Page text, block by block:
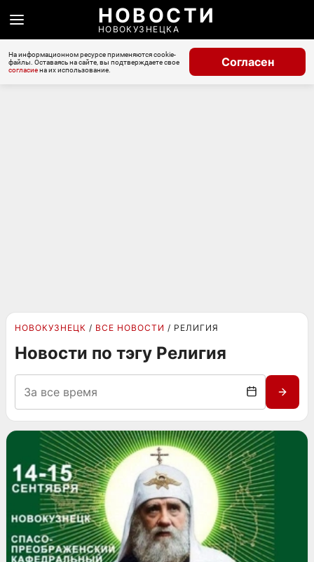
НОВОСТИ
НОВОКУЗНЕЦКА
На информационном ресурсе применяются cookie-
файлы. Оставаясь на сайте, вы подтверждаете свое
согласиена их использование.
Согласен
НОВОКУЗНЕЦК ВСЕ НОВОСТИ РЕЛИГИЯ
Новости по тэгу Религия